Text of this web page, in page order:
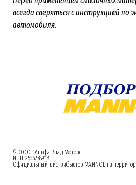
всегда сверяться с инструкцией по
автомобиля.
© ООО "Альфа Влад Моторс"
ИНН 2536278918
Официальный дистрибьютор MANNOL на